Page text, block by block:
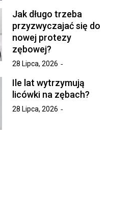
Jak długo trzeba
przyzwyczajać się do
nowej protezy
zębowej?
28 Lipca, 2026
Ile lat wytrzymują
licówki na zębach?
28 Lipca, 2026